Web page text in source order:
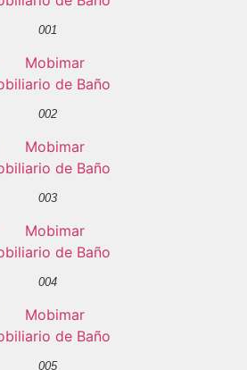
001
002
003
004
005